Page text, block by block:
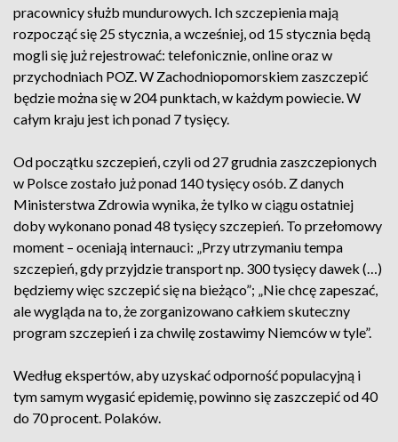
pracownicy służb mundurowych. Ich szczepienia mają
rozpocząć się 25 stycznia, a wcześniej, od 15 stycznia będą
mogli się już rejestrować: telefonicznie, online oraz w
przychodniach POZ. W Zachodniopomorskiem zaszczepić
będzie można się w 204 punktach, w każdym powiecie. W
całym kraju jest ich ponad 7 tysięcy.
Od początku szczepień, czyli od 27 grudnia zaszczepionych
w Polsce zostało już ponad 140 tysięcy osób. Z danych
Ministerstwa Zdrowia wynika, że tylko w ciągu ostatniej
doby wykonano ponad 48 tysięcy szczepień. To przełomowy
moment – oceniają internauci: „Przy utrzymaniu tempa
szczepień, gdy przyjdzie transport np. 300 tysięcy dawek (…)
będziemy więc szczepić się na bieżąco”; „Nie chcę zapeszać,
ale wygląda na to, że zorganizowano całkiem skuteczny
program szczepień i za chwilę zostawimy Niemców w tyle”.
Według ekspertów, aby uzyskać odporność populacyjną i
tym samym wygasić epidemię, powinno się zaszczepić od 40
do 70 procent. Polaków.